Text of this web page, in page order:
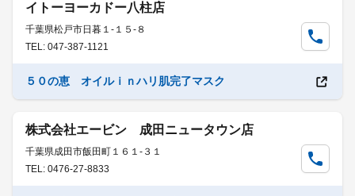
イトーヨーカドー八柱店
千葉県松戸市日暮１-１５-８
TEL: 047-387-1121
５０の恵 オイルｉｎハリ肌完了マスク
株式会社エービン 成田ニュータウン店
千葉県成田市飯田町１６１-３１
TEL: 0476-27-8833